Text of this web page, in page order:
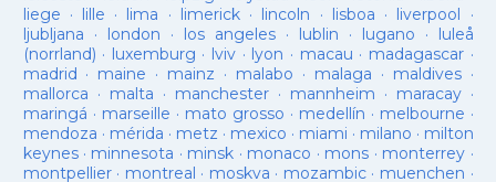
liege · lille · lima · limerick· lincoln · lisboa · liverpool ·
ljubljana · london · los angeles· lublin · lugano · luleå
(norrland) · luxemburg · lviv · lyon · macau · madagascar·
madrid · maine · mainz · malabo · malaga · maldives·
mallorca · malta · manchester· mannheim · maracay·
maringá · marseille · mato grosso · medellín · melbourne ·
mendoza · mérida · metz · mexico · miami · milano · milton
keynes· minnesota · minsk · monaco · mons · monterrey ·
montpellier· montreal · moskva · mozambic· muenchen ·